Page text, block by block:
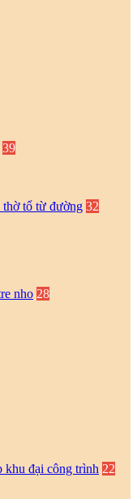
39
thờ tổ từ đường 32
nho 28
khu đại công trình 22